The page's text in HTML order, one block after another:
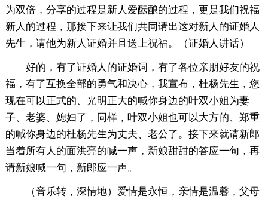
为双倍，分享的过程是新人爱酝酿的过程，更是我们祝福
新人的过程，那接下来让我们共同请出这对新人的证婚人
先生，请他为新人证婚并且送上祝福。（证婚人讲话）
好的，有了证婚人的证婚词，有了各位亲朋好友的祝
福，有了互换全部的勇气和决心，我宣布，杜杨先生，您
现在可以正式的、光明正大的喊你身边的叶双小姐为妻
子、老婆、媳妇了，同样，叶双小姐也可以大方的、郑重
的喊你身边的杜杨先生为丈夫、老公了。接下来就请新郎
当着所有人的面洪亮的喊一声，新娘甜甜的答应一句，再
请新娘喊一句，新郎应一声。
（音乐转，深情地）爱情是永恒，亲情是温馨，父母